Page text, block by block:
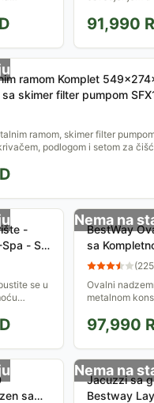
274
litara, u
4-6 osoba.
87 mlaznica
mehuriće...
91,990
ramom Komplet
skimer filter pumpom
ramom, skimer filter
podlogom i setom za
-
- Sa
se u
Nema na
BestWay
sa
Opremom(225
Ovalni
metalnom
cm, širina 360
kompletu sa
pumpom,
pokrivkom,...
97,990
sa
Nema na
Jacuzzi sa
Bestway